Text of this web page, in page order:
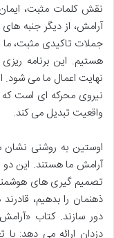
نقش کلمات مثبت،
آرامش، از دیگر جنبه
جملات تاکیدی مثبت، ما
هستیم. این برنامه
نهایت اعمال ما می شود.
نیروی محرکه ای است که
واقعیت تبدیل می کند.
اوستین به روشنی
آرامش ما هستند. این
تصمیم گیری های
ذهنمان را بدهیم،
دور سازند. کتاب
دزدان ارائه می دهد: